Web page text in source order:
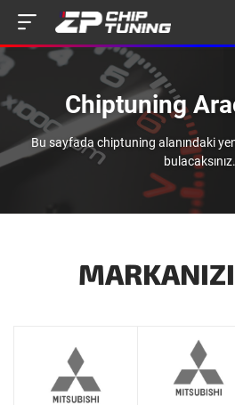
Chiptuning
Bu sayfada chiptuning alanındaki
bulacaksınız.